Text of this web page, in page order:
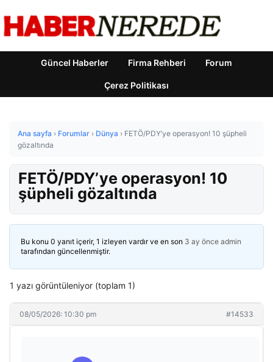
Güncel Haberler Firma Rehberi Forum
Çerez Politikası
Ana sayfa › Forumlar › Dünya › FETÖ/PDY’ye operasyon! 10 şüpheli
gözaltında
FETÖ/PDY’ye operasyon! 10
şüpheli gözaltında
Bu konu 0 yanıt içerir, 1 izleyen vardır ve en son 3 ay önce admin
tarafından güncellenmiştir.
1 yazı görüntüleniyor (toplam 1)
08/05/2026: 10:30 pm #14533